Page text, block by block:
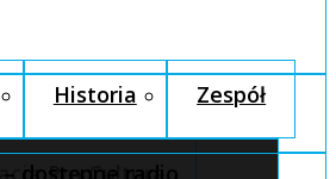
Historia Zespół
Pro Cultura
– dostępne radio